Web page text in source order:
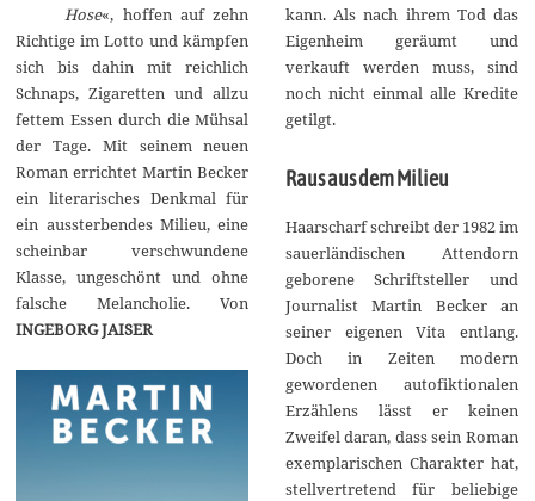
2
0
2
4
Hose«, hoffen auf zehn
Richtige im Lotto und kämpfen
sich bis dahin mit reichlich
Schnaps, Zigaretten und allzu
fettem Essen durch die Mühsal
der Tage. Mit seinem neuen
Roman errichtet Martin Becker
ein literarisches Denkmal für
ein aussterbendes Milieu, eine
scheinbar verschwundene
Klasse, ungeschönt und ohne
falsche Melancholie. Von
INGEBORG JAISER
kann. Als nach ihrem Tod das
Eigenheim geräumt und
verkauft werden muss, sind
noch nicht einmal alle Kredite
getilgt.
Raus aus dem Milieu
Haarscharf schreibt der 1982 im
sauerländischen Attendorn
geborene Schriftsteller und
Journalist Martin Becker an
seiner eigenen Vita entlang.
Doch in Zeiten modern
gewordenen autofiktionalen
Erzählens lässt er keinen
Zweifel daran, dass sein Roman
exemplarischen Charakter hat,
stellvertretend für beliebige